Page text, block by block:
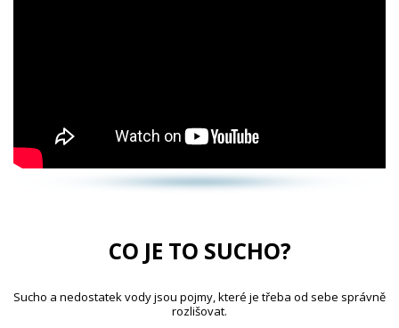
CO JE TO SUCHO?
Sucho a nedostatek vody jsou pojmy, které je třeba od sebe správně
rozlišovat.